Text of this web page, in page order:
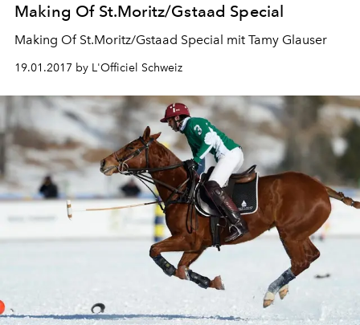
Making Of St.Moritz/Gstaad Special
Making Of St.Moritz/Gstaad Special mit Tamy Glauser
19.01.2017 by L'Officiel Schweiz